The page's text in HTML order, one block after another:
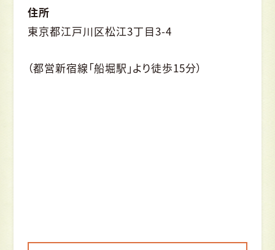
住所
東京都江戸川区松江3丁目3-4
（都営新宿線「船堀駅」より徒歩15分）